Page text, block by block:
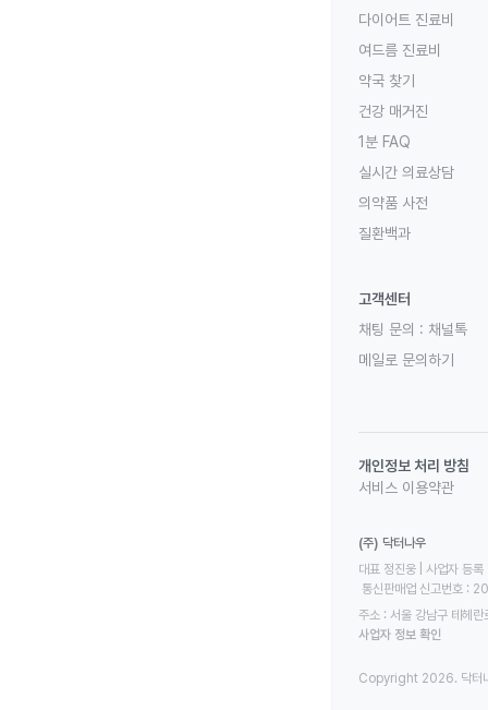
다이어트 진료비
여드름 진료비
약국 찾기
건강 매거진
1분 FAQ
실시간 의료상담
의약품 사전
질환백과
고객센터
채팅 문의 : 채널톡
메일로 문의하기
개인정보 처리 방침
서비스 이용약관
(주) 닥터나우
대표 정진웅 | 사업자
통신판매업 신고번호
주소 : 서울 강남구 테헤
사업자 정보 확인
Copyright 2026. 닥터